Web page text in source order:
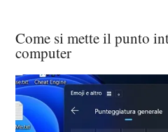
Come si mette il punto
computer